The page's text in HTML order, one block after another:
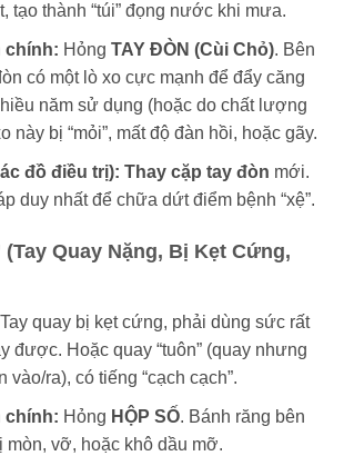
tạo thành “túi” đọng nước khi mưa.
chính: Hỏng TAY ĐÒN (Cùi Chỏ). Bên
có một lò xo cực mạnh để đẩy căng
năm sử dụng (hoặc do chất lượng
này bị “mỏi”, mất độ đàn hồi, hoặc gãy.
đồ điều trị): Thay cặp tay đòn mới.
duy nhất để chữa dứt điểm bệnh “xệ”.
(Tay Quay Nặng, Bị Kẹt Cứng,
Tay quay bị kẹt cứng, phải dùng sức rất
được. Hoặc quay “tuôn” (quay nhưng
vào/ra), có tiếng “cạch cạch”.
chính: Hỏng HỘP SỐ. Bánh răng bên
mòn, vỡ, hoặc khô dầu mỡ.